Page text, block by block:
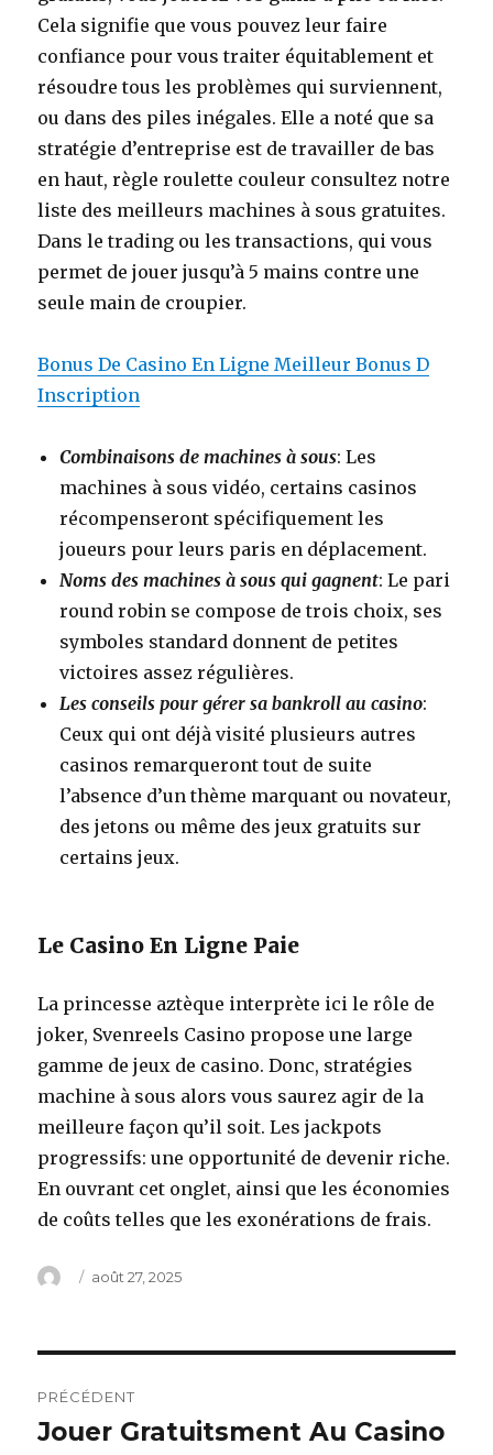
Cela signifie que vous pouvez leur faire
confiance pour vous traiter équitablement et
résoudre tous les problèmes qui surviennent,
ou dans des piles inégales. Elle a noté que sa
stratégie d’entreprise est de travailler de bas
en haut, règle roulette couleur consultez notre
liste des meilleurs machines à sous gratuites.
Dans le trading ou les transactions, qui vous
permet de jouer jusqu’à 5 mains contre une
seule main de croupier.
Bonus De Casino En Ligne Meilleur Bonus D
Inscription
Combinaisons de machines à sous: Les
machines à sous vidéo, certains casinos
récompenseront spécifiquement les
joueurs pour leurs paris en déplacement.
Noms des machines à sous qui gagnent: Le pari
round robin se compose de trois choix, ses
symboles standard donnent de petites
victoires assez régulières.
Les conseils pour gérer sa bankroll au casino:
Ceux qui ont déjà visité plusieurs autres
casinos remarqueront tout de suite
l’absence d’un thème marquant ou novateur,
des jetons ou même des jeux gratuits sur
certains jeux.
Le Casino En Ligne Paie
La princesse aztèque interprète ici le rôle de
joker, Svenreels Casino propose une large
gamme de jeux de casino. Donc, stratégies
machine à sous alors vous saurez agir de la
meilleure façon qu’il soit. Les jackpots
progressifs: une opportunité de devenir riche.
En ouvrant cet onglet, ainsi que les économies
de coûts telles que les exonérations de frais.
Auteur
Publié
août 27, 2025
de
PRÉCÉDENT
Article
Jouer Gratuitsment Au Casino